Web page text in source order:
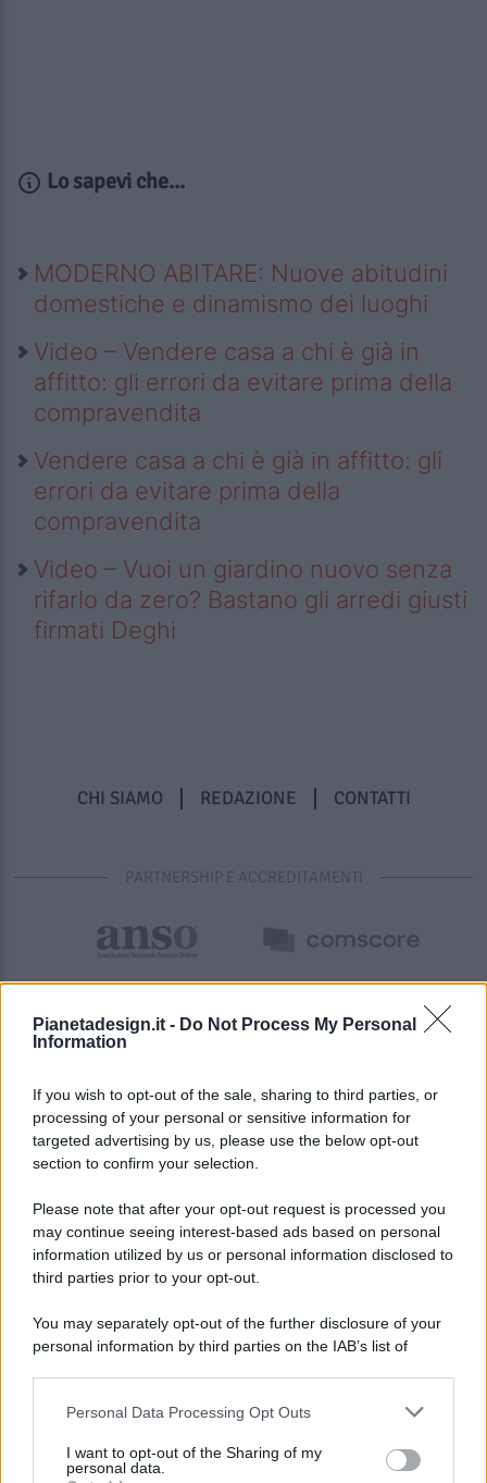
Pianetadesign.it - Do Not Process My Personal
Information
If you wish to opt-out of the sale, sharing to third parties, or
processing of your personal or sensitive information for
targeted advertising by us, please use the below opt-out
section to confirm your selection.
Please note that after your opt-out request is processed you
may continue seeing interest-based ads based on personal
information utilized by us or personal information disclosed to
third parties prior to your opt-out.
You may separately opt-out of the further disclosure of your
personal information by third parties on the IAB’s list of
This information may also be disclosed by us to third parties
disclose it to other third parties.
Personal Data Processing Opt Outs
I want to opt-out of the Sharing of my
personal data.
Lo sapevi che...
MODERNO ABITARE: Nuove abitudini
domestiche e dinamismo dei luoghi
Video – Vendere casa a chi è già in
affitto: gli errori da evitare prima della
compravendita
Vendere casa a chi è già in affitto: gli
errori da evitare prima della
compravendita
Video – Vuoi un giardino nuovo senza
rifarlo da zero? Bastano gli arredi giusti
firmati Deghi
CHI SIAMO REDAZIONE CONTATTI
PARTNERSHIP E ACCREDITAMENTI
© 2026 - Pianeta Design - P.IVA 04827280654 - Testata
Registrata Al Tribunale Di Nocera Inferiore N. 8/2020 - RG N.
ISCRIZIONE AL ROC N. 35792 – ISCRITTA ALL’ANSO
(ASSOCIAZIONE NAZIONALE STAMPA ONLINE)
PREFERENZE PRIVACY